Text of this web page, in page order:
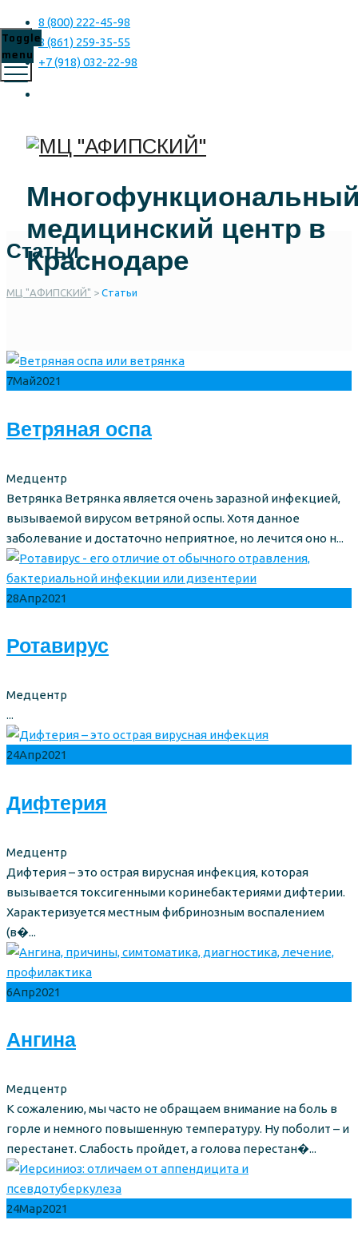
8 (800) 222-45-98
8 (861) 259-35-55
+7 (918) 032-22-98
медицинский центр в
Краснодаре
Toggle
menu
Статьи
МЦ "АФИПСКИЙ" > Статьи
7Май2021
Ветряная оспа
Author
Медцентр
Ветрянка Ветрянка является очень заразной инфекцией,
вызываемой вирусом ветряной оспы. Хотя данное
заболевание и достаточно неприятное, но лечится оно н...
28Апр2021
Ротавирус
Author
Медцентр
...
24Апр2021
Дифтерия
Author
Медцентр
Дифтерия – это острая вирусная инфекция, которая
вызывается токсигенными коринебактериями дифтерии.
Характеризуется местным фибринозным воспалением
(в�...
6Апр2021
Ангина
Author
Медцентр
К сожалению, мы часто не обращаем внимание на боль в
горле и немного повышенную температуру. Ну поболит – и
перестанет. Слабость пройдет, а голова перестан�...
24Мар2021